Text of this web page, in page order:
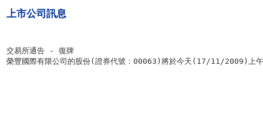
上市公司訊息
交易所通告 - 復牌
榮豐國際有限公司的股份(證券代號：00063)將於今天(17/11/2009)上午